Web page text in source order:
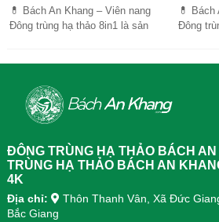
THẢO BÁCH AN KHANG
💊 Bách An Khang – Viên nang
Đông trùng hạ thảo 8in1 là sản
tiêu hóa, ngủ ngon, giảm mệt mỏi.
Sản phẩm được sản xuất tại nhà
máy đạt chuẩn GMP, sử dụng công
giúp hấp thu nhanh và hiệu quả
hơn.
8IN1:
TOÀN
💊
Đông
ĐÔNG TRÙNG HẠ THẢO BÁCH
TRÙNG HẠ THẢO BÁCH AN
4K
Địa chỉ:
Thôn Thanh Vân, Xã Đức
Bắc Giang